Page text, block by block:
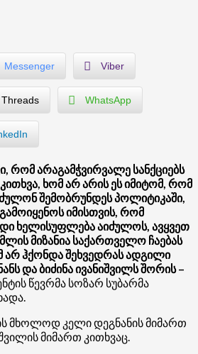
Messenger Viber
Threads WhatsApp
რომ არაგამჭვირვალე სანქციებს
ხომ არ არის ეს იმიტომ, რომ
შემობრუნდეს პოლიტიკაში,
იმისთვის, რომ
ხელისუფლება აიძულოს, ავყვეთ
მიზანია საქართველო ჩაებას
არ ჰქონდა შეხვედრას ადგილი
და ბიძინა ივანიშვილს შორის –
წევრმა სოზარ სუბარმა
მხოლოდ კელი დეგნანის მიმართ
მიმართ კითხვაც.